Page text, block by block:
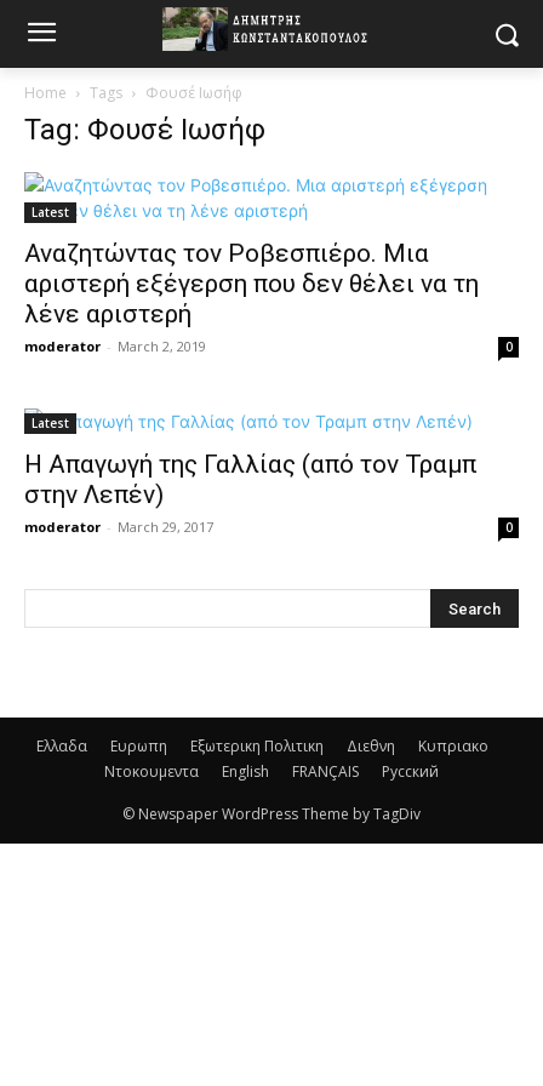
Home Tags Φουσέ Ιωσήφ
Tag: Φουσέ Ιωσήφ
Latest
Αναζητώντας τον Ροβεσπιέρο. Μια
αριστερή εξέγερση που δεν θέλει να τη
λένε αριστερή
moderator - March 2, 2019 0
Latest
H Aπαγωγή της Γαλλίας (από τον Τραμπ
στην Λεπέν)
moderator - March 29, 2017 0
Ελλαδα Ευρωπη Εξωτερικη Πολιτικη Διεθνη
Κυπριακο
Ντοκουμεντα
English FRANÇAIS Русский
© Newspaper WordPress Theme by TagDiv